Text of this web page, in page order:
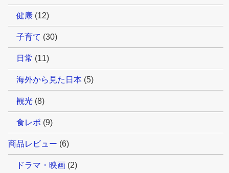
健康 (12)
子育て (30)
日常 (11)
海外から見た日本 (5)
観光 (8)
食レポ (9)
商品レビュー (6)
ドラマ・映画 (2)